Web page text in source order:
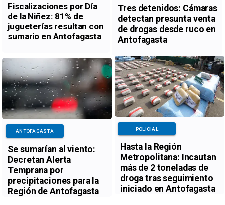
Fiscalizaciones por Día
de la Niñez: 81% de
jugueterías resultan con
sumario en Antofagasta
Tres detenidos: Cámaras
detectan presunta venta
de drogas desde ruco en
Antofagasta
Se sumarían al viento:
Decretan Alerta
Temprana por
precipitaciones para la
Región de Antofagasta
ANTOFAGASTA
Hasta la Región
Metropolitana: Incautan
más de 2 toneladas de
droga tras seguimiento
iniciado en Antofagasta
POLICIAL